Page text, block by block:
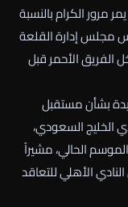
مرور الكرام بالنسبة
مجلس إدارة القلعة
الفريق الأحمر قبل
بشأن مستقبل
السعودي،
الحالي، مشيراً
الأهلي للتعاقد